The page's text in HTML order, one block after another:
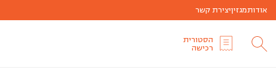
אודותמגזיןיצירת קשר
הסטורית
רכישה